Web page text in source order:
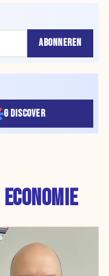
ABONNEREN
G DISCOVER
ECONOMIE